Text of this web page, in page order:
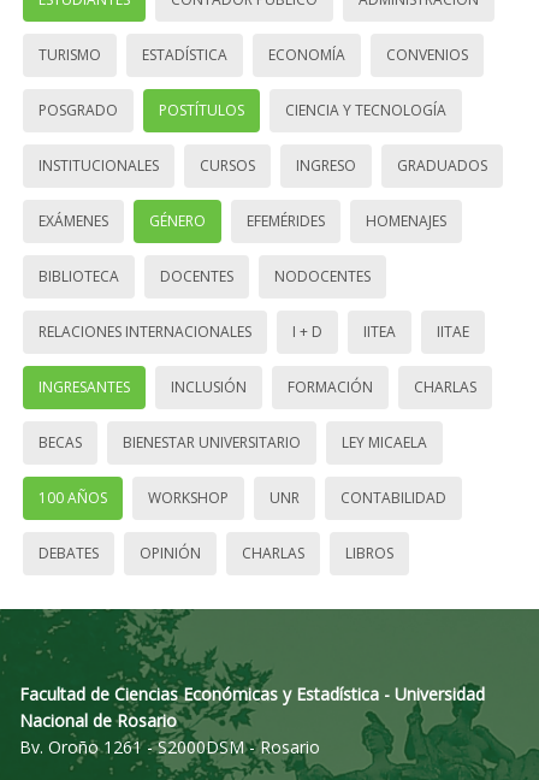
TURISMO ESTADÍSTICA ECONOMÍA CONVENIOS
POSGRADO POSTÍTULOS CIENCIA Y TECNOLOGÍA
INSTITUCIONALES CURSOS INGRESO GRADUADOS
EXÁMENES GÉNERO EFEMÉRIDES HOMENAJES
BIBLIOTECA DOCENTES NODOCENTES
RELACIONES INTERNACIONALES I + D IITEA IITAE
INGRESANTES INCLUSIÓN FORMACIÓN CHARLAS
BECAS BIENESTAR UNIVERSITARIO LEY MICAELA
100 AÑOS WORKSHOP UNR CONTABILIDAD
DEBATES OPINIÓN CHARLAS LIBROS
Facultad de Ciencias Económicas y Estadística - Universidad
Nacional de Rosario
Bv. Oroño 1261 - S2000DSM - Rosario